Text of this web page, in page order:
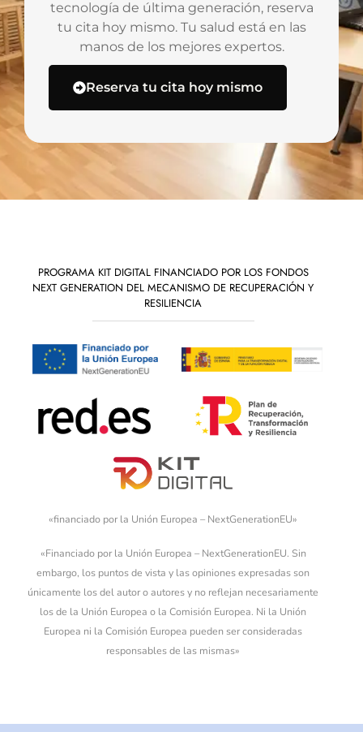
tecnología de última generación, reserva
tu cita hoy mismo. Tu salud está en las
manos de los mejores expertos.
Reserva tu cita hoy mismo
PROGRAMA KIT DIGITAL FINANCIADO POR LOS FONDOS
NEXT GENERATION DEL MECANISMO DE RECUPERACIÓN Y
RESILIENCIA
«financiado por la Unión Europea – NextGenerationEU»
«Financiado por la Unión Europea – NextGenerationEU. Sin
embargo, los puntos de vista y las opiniones expresadas son
únicamente los del autor o autores y no reflejan necesariamente
los de la Unión Europea o la Comisión Europea. Ni la Unión
Europea ni la Comisión Europea pueden ser consideradas
responsables de las mismas»